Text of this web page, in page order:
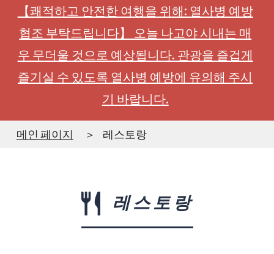
【쾌적하고 안전한 여행을 위해: 열사병 예방
협조 부탁드립니다】 오늘 나고야 시내는 매
우 무더울 것으로 예상됩니다. 관광을 즐겁게
즐기실 수 있도록 열사병 예방에 유의해 주시
기 바랍니다.
메인 페이지 레스토랑
레스토랑